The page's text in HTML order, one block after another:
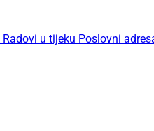
Radovi u tijeku Poslovni